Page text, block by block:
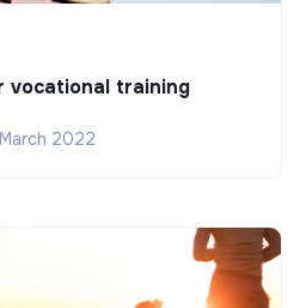
vocational training
March 2022